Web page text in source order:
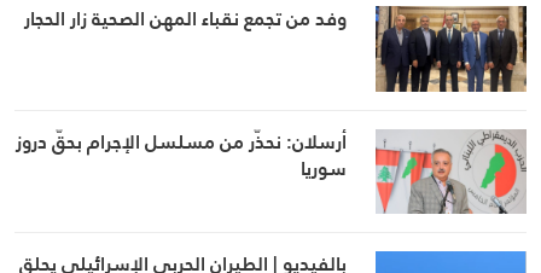
وفد من تجمع نقباء المهن الصحية زار الحجار
أرسلان: نحذّر من مسلسل الإجرام بحقّ دروز
سوريا
بالفيديو | الطيران الحربي الإسرائيلي يحلق